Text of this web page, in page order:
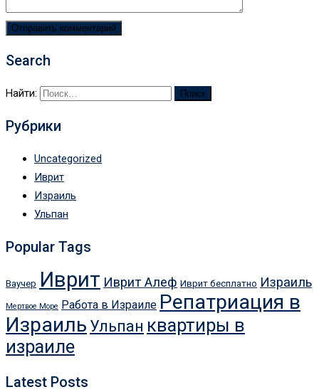
Search
Найти:
Рубрики
Uncategorized
Иврит
Израиль
Ульпан
Popular Tags
Ваучер Иврит Иврит Алеф Иврит бесплатно Израиль
Мертвое Море Работа в Израиле Репатриация в
Израиль Ульпан квартиры в
израиле
Latest Posts